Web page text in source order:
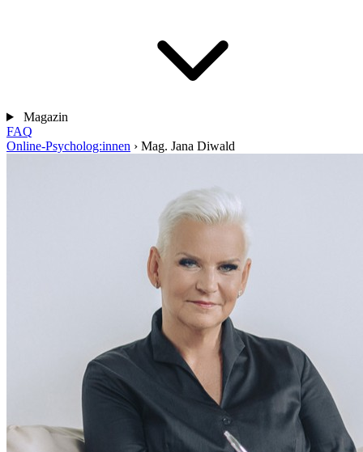
Magazin
FAQ
Online-Psycholog:innen › Mag. Jana Diwald